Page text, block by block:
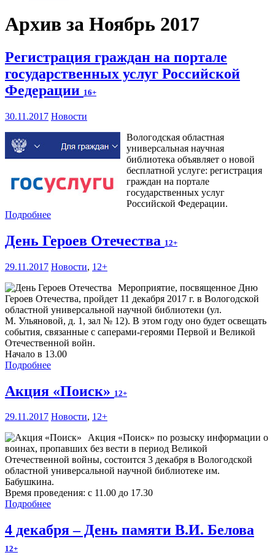
Архив за Ноябрь 2017
Регистрация граждан на портале
государственных услуг Российской
Федерации 16+
30.11.2017 Новости
Вологодская областная
универсальная научная
библиотека объявляет о новой
бесплатной услуге: регистрация
граждан на портале
государственных услуг
Российской Федерации.
Подробнее
День Героев Отечества 12+
29.11.2017 Новости, 12+
Мероприятие, посвященное Дню
Героев Отечества, пройдет 11 декабря 2017 г. в Вологодской
областной универсальной научной библиотеки (ул.
М. Ульяновой, д. 1, зал № 12). В этом году оно будет освещать
события, связанные с саперами-героями Первой и Великой
Отечественной войн.
Начало в 13.00
Подробнее
Акция «Поиск» 12+
29.11.2017 Новости, 12+
Акция «Поиск» по розыску информации о
воинах, пропавших без вести в период Великой
Отечественной войны, состоится 3 декабря в Вологодской
областной универсальной научной библиотеке им.
Бабушкина.
Время проведения: с 11.00 до 17.30
Подробнее
4 декабря – День памяти В.И. Белова
12+